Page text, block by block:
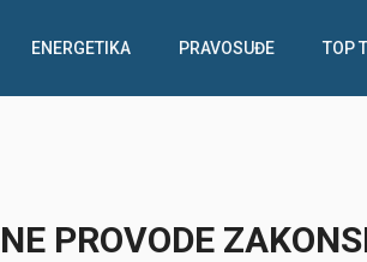
ENERGETIKA PRAVOSUĐE TOP
PROVODE